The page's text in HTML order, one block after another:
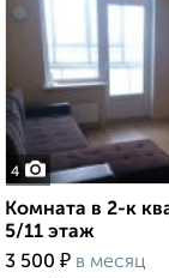
4
Комната в 2-к
5/11 этаж
3 500 ₽ в месяц